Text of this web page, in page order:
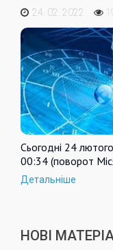
24. 02. 2022
Сьогодні 24
00:34 (поворот
Детальніше
НОВІ